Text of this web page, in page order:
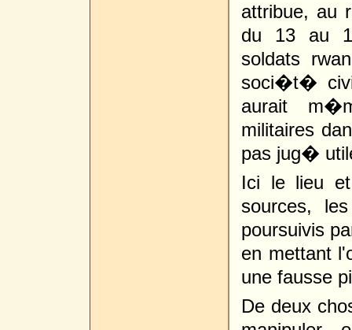
attribue, au
du 13 au
soldats
soci�t�
aurait
militaires
pas jug�
Ici le lieu
sources,
poursuivis
en mettant
une fausse
De deux